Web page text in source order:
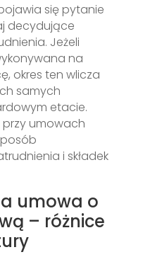
się pytanie
decydujące
Jeżeli
na
okres ten wlicza
samych
etacie.
umowach
i składek
umowa o
– różnice